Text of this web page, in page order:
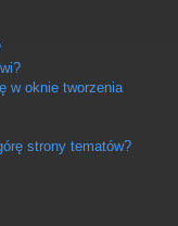
w oknie tworzenia
strony tematów?